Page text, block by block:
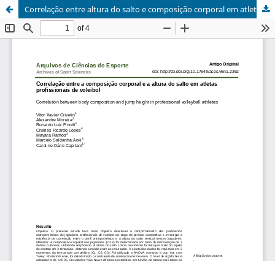
Correlação entre altura do salto e composição corporal em atletas profissionais de voleibol